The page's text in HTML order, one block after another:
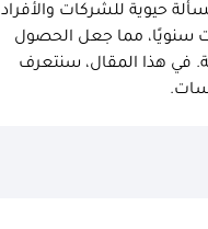
حيوية للشركات والأفراد
سنويًا، مما جعل الحصول
في هذا المقال، سنتعرف